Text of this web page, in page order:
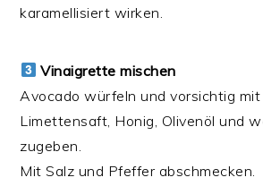
karamellisiert wirken.
Vinaigrette mischen
Avocado würfeln und vorsichtig mit
Limettensaft, Honig, Olivenöl und
zugeben.
Mit Salz und Pfeffer abschmecken.